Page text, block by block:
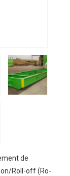
de
Roll-off (Ro-